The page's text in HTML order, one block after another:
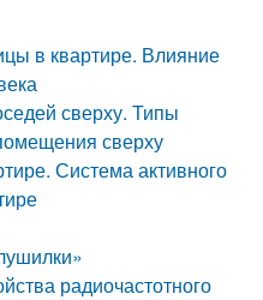
в квартире. Влияние
сверху. Типы
сверху
Система активного
радиочастотного